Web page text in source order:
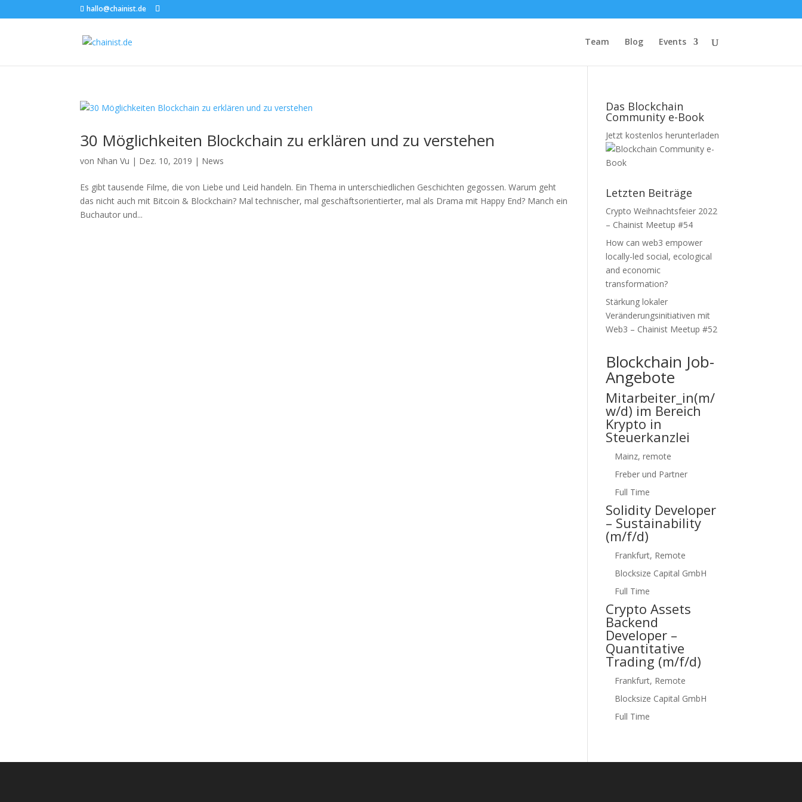
hallo@chainist.de
Team Blog Events
30 Möglichkeiten Blockchain zu erklären und zu verstehen
von Nhan Vu | Dez. 10, 2019 | News
Es gibt tausende Filme, die von Liebe und Leid handeln. Ein Thema in unterschiedlichen Geschichten gegossen. Warum geht
das nicht auch mit Bitcoin & Blockchain? Mal technischer, mal geschäftsorientierter, mal als Drama mit Happy End? Manch ein
Buchautor und...
Das Blockchain
Community e-Book
Jetzt kostenlos herunterladen
Letzten Beiträge
Crypto Weihnachtsfeier 2022
– Chainist Meetup #54
How can web3 empower
locally-led social, ecological
and economic
transformation?
Stärkung lokaler
Veränderungsinitiativen mit
Web3 – Chainist Meetup #52
Blockchain Job-
Angebote
Mitarbeiter_in(m/
w/d) im Bereich
Krypto in
Steuerkanzlei
Mainz, remote
Freber und Partner
Full Time
Solidity Developer
– Sustainability
(m/f/d)
Frankfurt, Remote
Blocksize Capital GmbH
Full Time
Crypto Assets
Backend
Developer –
Quantitative
Trading (m/f/d)
Frankfurt, Remote
Blocksize Capital GmbH
Full Time